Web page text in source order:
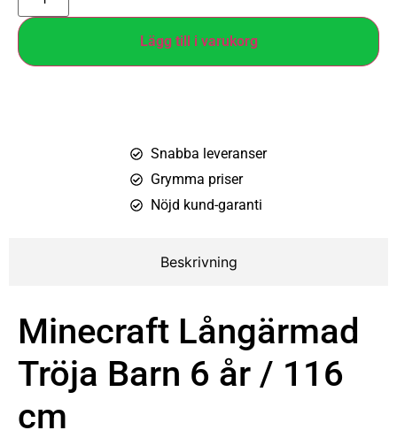
Lägg till i varukorg
Snabba leveranser
Grymma priser
Nöjd kund-garanti
Beskrivning
Minecraft Långärmad
Tröja Barn 6 år / 116
cm